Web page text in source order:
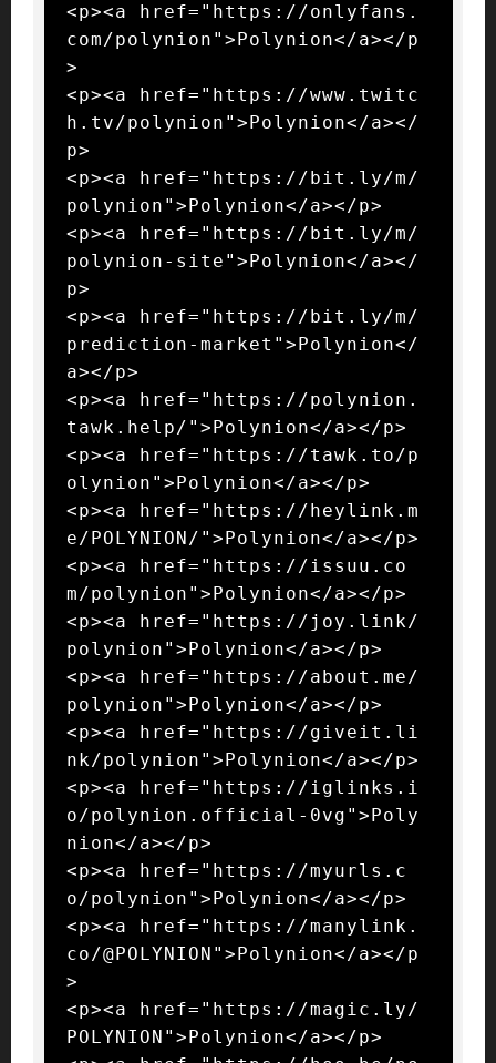
<p><a href="https://onlyfans.
com/polynion">Polynion</a></p
>
<p><a href="https://www.twitc
h.tv/polynion">Polynion</a></
p>
<p><a href="https://bit.ly/m/
polynion">Polynion</a></p>
<p><a href="https://bit.ly/m/
polynion-site">Polynion</a></
p>
<p><a href="https://bit.ly/m/
prediction-market">Polynion</
a></p>
<p><a href="https://polynion.
tawk.help/">Polynion</a></p>
<p><a href="https://tawk.to/p
olynion">Polynion</a></p>
<p><a href="https://heylink.m
e/POLYNION/">Polynion</a></p>
<p><a href="https://issuu.co
m/polynion">Polynion</a></p>
<p><a href="https://joy.link/
polynion">Polynion</a></p>
<p><a href="https://about.me/
polynion">Polynion</a></p>
<p><a href="https://giveit.li
nk/polynion">Polynion</a></p>
<p><a href="https://iglinks.i
o/polynion.official-0vg">Poly
nion</a></p>
<p><a href="https://myurls.c
o/polynion">Polynion</a></p>
<p><a href="https://manylink.
co/@POLYNION">Polynion</a></p
>
<p><a href="https://magic.ly/
POLYNION">Polynion</a></p>